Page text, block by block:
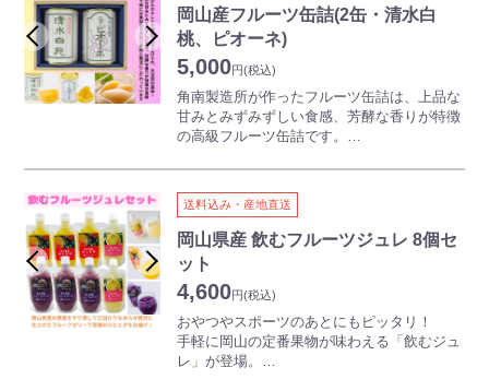
です。
甘みが強く果肉もたっぷりなので味が濃厚で
す。
日本のエーゲ海と呼ばれている牛窓の契約農
場で栽培されたトマトのみを使用していま
す。
岡山産フルーツ缶詰(2缶・清水白
桃、ピオーネ)
5,000円(税込)
角南製造所が作ったフルーツ缶詰は、上品な
甘みとみずみずしい食感、芳酵な香りが特徴
の高級フルーツ缶詰です。
ただいている晴れの国おかやま館でもトップ
クラスの人気を誇ります♪
たびたびテレビや雑誌で取り上げられ、今大
注目の逸品です。産地で完熟させた果物を全
て手作業で皮をむき、種を取り、シロップに
入れ馴染ませました。全て岡山産の果実を使
用しており、他には真似のできない素材と製
法のこだわりの缶詰です。
送料込み・産地直送
岡山県産 飲むフルーツジュレ 8個セ
ット
4,600円(税込)
おやつやスポーツのあとにもピッタリ！
手軽に岡山の定番果物が味わえる「飲むジュ
レ」が登場。